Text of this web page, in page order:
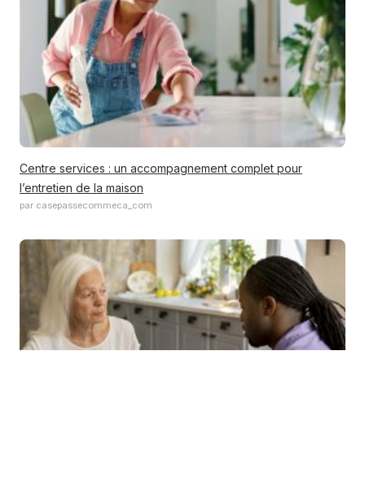
Centre services : un accompagnement complet pour
l’entretien de la maison
par casepassecommeca_com